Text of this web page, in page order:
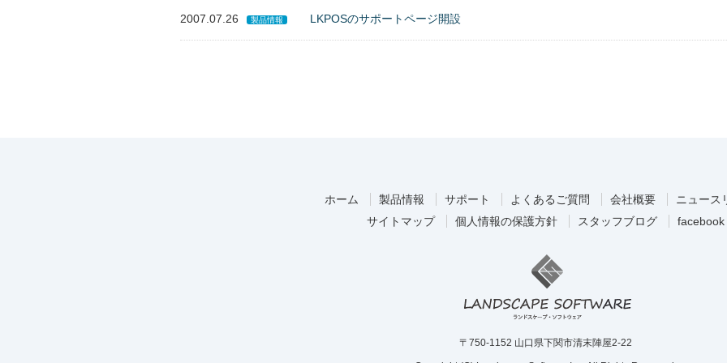
2007.07.26 製品情報 LKPOSのサポートページ開設
ホーム 製品情報 サポート よくあるご質問 会社概要
ニュース
サイトマップ
個人情報の保護方針 スタッフブログ facebook
〒750-1152 山口県下関市清末陣屋2-22